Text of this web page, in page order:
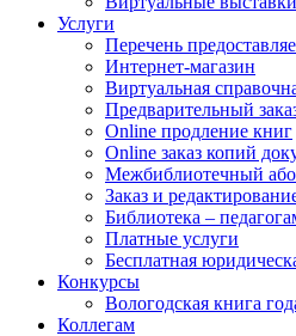
Услуги
Перечень
Интернет-магазин
Виртуальная
Предварительный
Online продление книг
Online заказ копий
Межбиблиотечный
Заказ и
Библиотека –
Платные услуги
Бесплатная
Конкурсы
Вологодская книга
Коллегам